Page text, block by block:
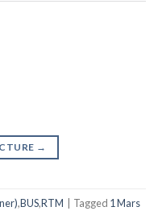
→
,BUS,RTM Tagged 1 Mars